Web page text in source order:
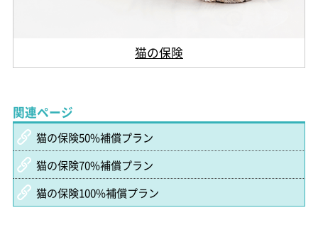
猫の保険
関連ページ
猫の保険50%補償プラン
猫の保険70%補償プラン
猫の保険100%補償プラン